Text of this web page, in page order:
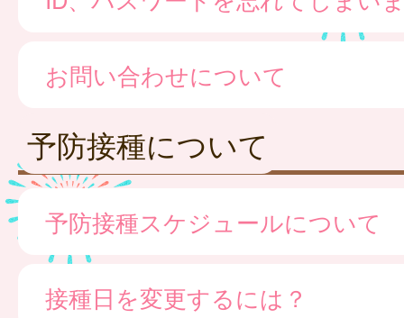
お問い合わせについて
予防接種について
予防接種スケジュールについて
接種日を変更するには？